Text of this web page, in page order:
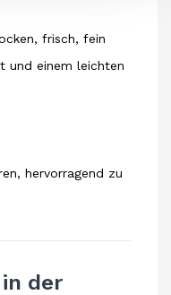
frisch, fein
und einem leichten
hervorragend zu
der